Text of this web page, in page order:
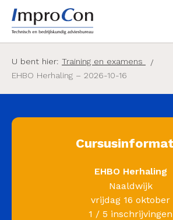
U bent hier: Training en examens
EHBO Herhaling – 2026-10-16
EHBO Herhaling
Naaldwijk
vrijdag 16 oktober
1 / 5 inschrijvingen